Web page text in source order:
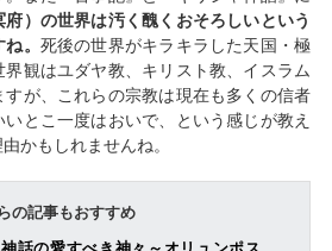
）の世界は汚く醜くおそろしいという
。 死後の世界がキラキラした天国・極
観はユダヤ教、キリスト教、イスラム
が、これらの宗教は現在も多くの信者
とこ一度はおいで、という感じが教え
かもしれませんね。
の記事もおすすめ